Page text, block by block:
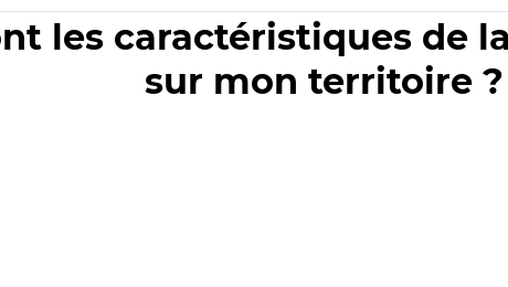
les caractéristiques de
sur mon territoire ?